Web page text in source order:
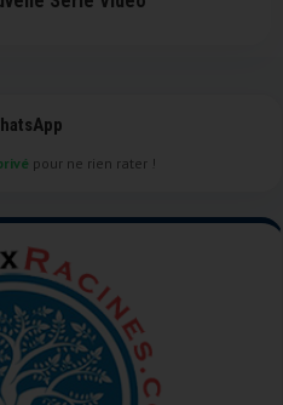
pour ne rien rater !